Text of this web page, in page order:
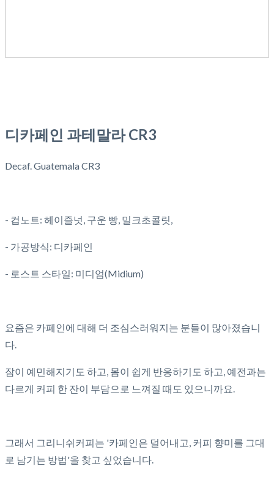
디카페인 과테말라 CR3
Decaf. Guatemala CR3
- 컵노트: 헤이즐넛, 구운 빵, 밀크초콜릿,
- 가공방식: 디카페인
- 로스트 스타일: 미디엄(Midium)
요즘은 카페인에 대해 더 조심스러워지는 분들이 많아졌습니
다.
잠이 예민해지기도 하고, 몸이 쉽게 반응하기도 하고, 예전과는
다르게 커피 한 잔이 부담으로 느껴질 때도 있으니까요.
그래서 그리니쉬커피는 '카페인은 덜어내고, 커피 향미를 그대
로 남기는 방법'을 찾고 싶었습니다.